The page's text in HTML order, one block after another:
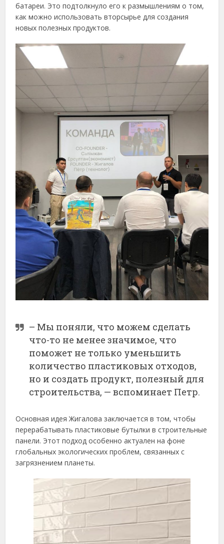
батареи. Это подтолкнуло его к размышлениям о том,
как можно использовать вторсырье для создания
новых полезных продуктов.
– Мы поняли, что можем сделать
что-то не менее значимое, что
поможет не только уменьшить
количество пластиковых отходов,
но и создать продукт, полезный для
строительства, — вспоминает Петр.
Основная идея Жигалова заключается в том, чтобы
перерабатывать пластиковые бутылки в строительные
панели. Этот подход особенно актуален на фоне
глобальных экологических проблем, связанных с
загрязнением планеты.